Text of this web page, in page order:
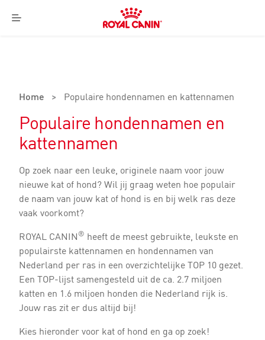
Menu
Royal
Canin
Home > Populaire hondennamen en kattennamen
Populaire hondennamen en
kattennamen
Op zoek naar een leuke, originele naam voor jouw
nieuwe kat of hond? Wil jij graag weten hoe populair
de naam van jouw kat of hond is en bij welk ras deze
vaak voorkomt?
ROYAL CANIN® heeft de meest gebruikte, leukste en
populairste kattennamen en hondennamen van
Nederland per ras in een overzichtelijke TOP 10 gezet.
Een TOP-lijst samengesteld uit de ca. 2.7 miljoen
katten en 1.6 miljoen honden die Nederland rijk is.
Jouw ras zit er dus altijd bij!
Kies hieronder voor kat of hond en ga op zoek!